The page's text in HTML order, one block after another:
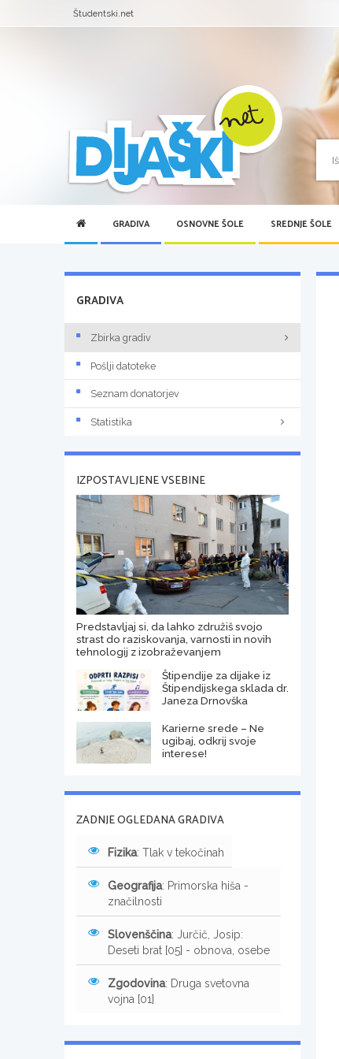
Študentski.net
GRADIVA OSNOVNE ŠOLE SREDNJE ŠOLE
GRADIVA
Zbirka gradiv
Pošlji datoteke
Seznam donatorjev
Statistika
IZPOSTAVLJENE VSEBINE
Predstavljaj si, da lahko združiš svojo
strast do raziskovanja, varnosti in novih
tehnologij z izobraževanjem
Štipendije za dijake iz
Štipendijskega sklada dr.
Janeza Drnovška
Karierne srede – Ne
ugibaj, odkrij svoje
interese!
ZADNJE OGLEDANA GRADIVA
Fizika: Tlak v tekočinah
Geografija: Primorska hiša -
značilnosti
Slovenščina: Jurčič, Josip:
Deseti brat [05] - obnova, osebe
Zgodovina: Druga svetovna
vojna [01]